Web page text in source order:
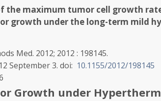
the maximum tumor cell growth
growth under the long-term mild
Med. 2012; 2012 : 198145.
September 3. doi: 10.1155/2012/198145
Growth under